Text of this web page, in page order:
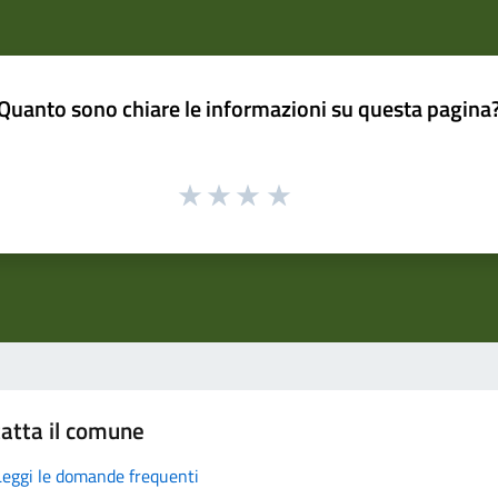
sono chiare le informazioni su questa
il comune
le domande frequenti